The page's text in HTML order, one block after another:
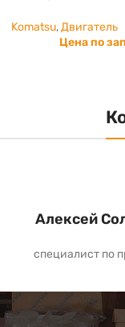
Komatsu,Двигатель
Цена по
Алексей
специалист по